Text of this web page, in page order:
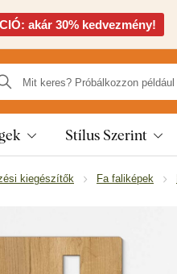
akár 30% kedvezmény!
Stílus Szerint
kiegészítők Fa faliképek